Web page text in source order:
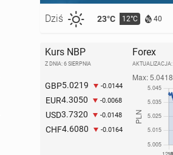
Dziś 23°C 12°C 40
Kurs NBP
Z DNIA: 6 SIERPNIA
GBP5.0219 -0.0144
EUR4.3050 -0.0068
USD3.7320 -0.0148
CHF4.6080 -0.0164
Forex
AKTUALIZACJA: